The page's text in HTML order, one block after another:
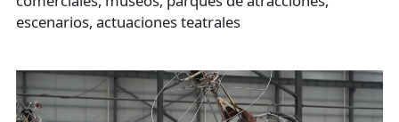
escenarios, actuaciones teatrales